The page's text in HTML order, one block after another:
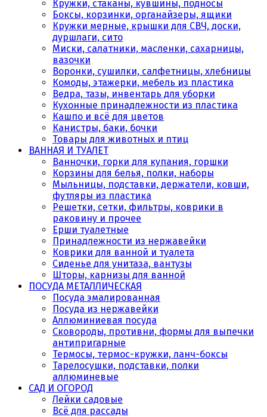
Кружки, стаканы, кувшины, подносы
Боксы, корзинки, органайзеры, ящики
Кружки мерные, крышки для СВЧ, доски,
дуршлаги, сито
Миски, салатники, масленки, сахарницы,
вазочки
Воронки, сушилки, салфетницы, хлебницы
Комоды, этажерки, мебель из пластика
Ведра, тазы, инвентарь для уборки
Кухонные принадлежности из пластика
Кашпо и всё для цветов
Канистры, баки, бочки
Товары для животных и птиц
ВАННАЯ И ТУАЛЕТ
Ванночки, горки для купания, горшки
Корзины для белья, полки, наборы
Мыльницы, подставки, держатели, ковши,
футляры из пластика
Решетки, сетки, фильтры, коврики в
раковину и прочее
Ерши туалетные
Принадлежности из нержавейки
Коврики для ванной и туалета
Сиденье для унитаза, вантузы
Шторы, карнизы для ванной
ПОСУДА МЕТАЛЛИЧЕСКАЯ
Посуда эмалированная
Посуда из нержавейки
Аллюминиевая посуда
Сковороды, противни, формы для выпечки
антипригарные
Термосы, термос-кружки, ланч-боксы
Тарелосушки, подставки, полки
аллюминевые
САД И ОГОРОД
Лейки садовые
Всё для рассады